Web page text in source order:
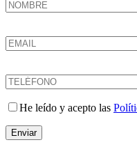
He leído y acepto las
Enviar